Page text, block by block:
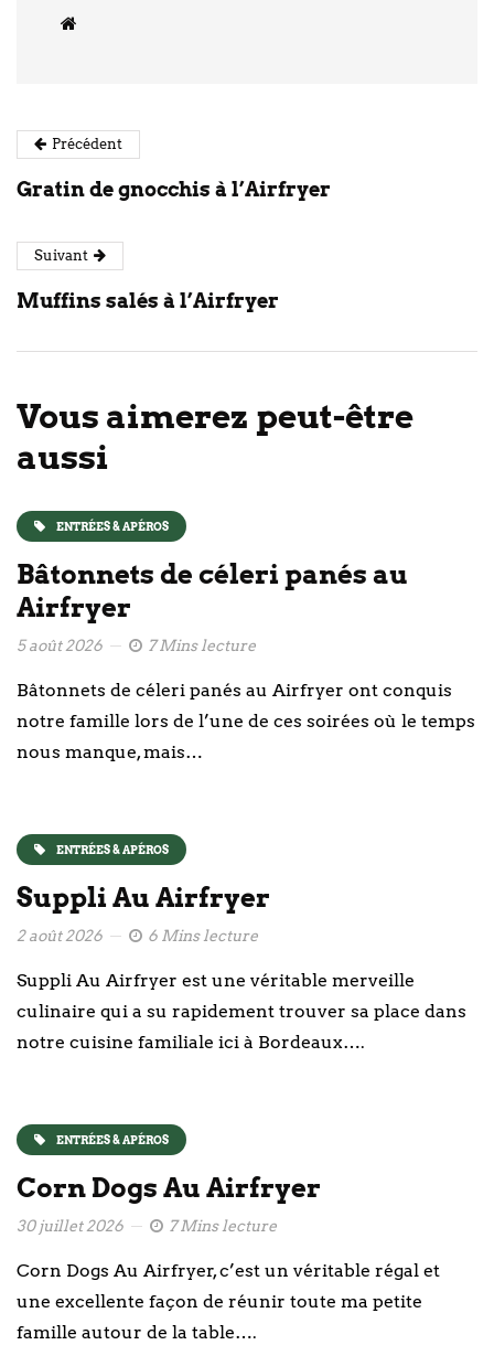
Précédent
Gratin de gnocchis à l’Airfryer
Suivant
Muffins salés à l’Airfryer
Vous aimerez peut-être
aussi
ENTRÉES & APÉROS
Bâtonnets de céleri panés au
Airfryer
5 août 2026 7 Mins lecture
Bâtonnets de céleri panés au Airfryer ont conquis
notre famille lors de l’une de ces soirées où le temps
nous manque, mais…
ENTRÉES & APÉROS
Suppli Au Airfryer
2 août 2026 6 Mins lecture
Suppli Au Airfryer est une véritable merveille
culinaire qui a su rapidement trouver sa place dans
notre cuisine familiale ici à Bordeaux….
ENTRÉES & APÉROS
Corn Dogs Au Airfryer
30 juillet 2026 7 Mins lecture
Corn Dogs Au Airfryer, c’est un véritable régal et
une excellente façon de réunir toute ma petite
famille autour de la table….